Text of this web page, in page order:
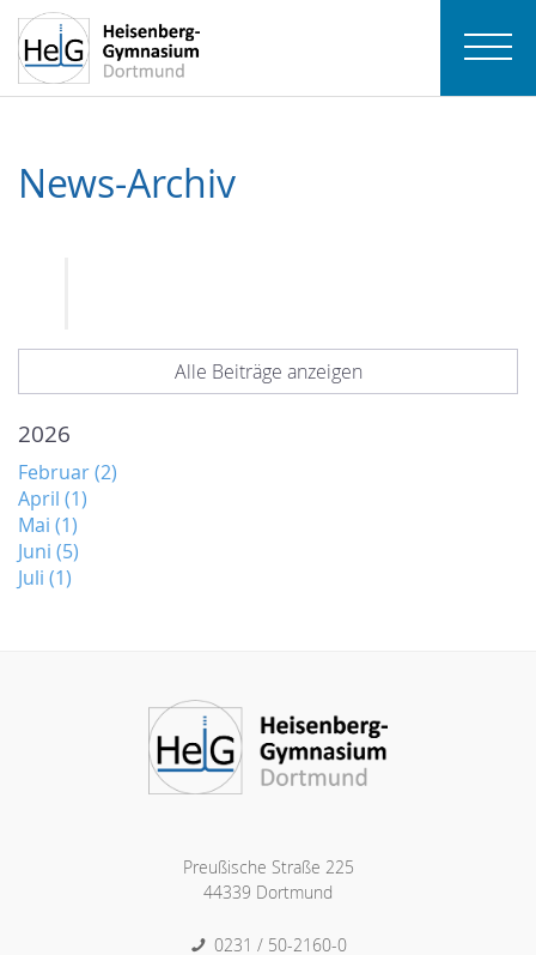
News-Archiv
Alle Beiträge anzeigen
2026
Februar (2)
April (1)
Mai (1)
Juni (5)
Juli (1)
Preußische Straße 225
44339 Dortmund
0231 / 50-2160-0